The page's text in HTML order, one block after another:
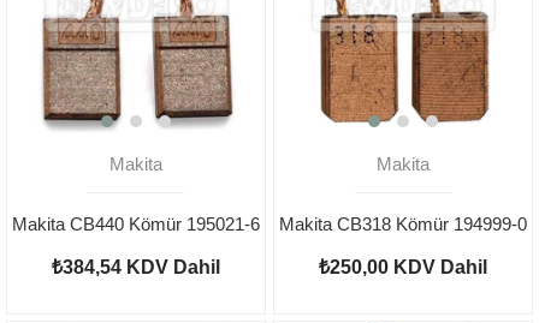
Makita
Makita CB440 Kömür 195021-6
₺384,54 KDV Dahil
Makita
Makita CB318 Kömür 194999-0
₺250,00 KDV Dahil